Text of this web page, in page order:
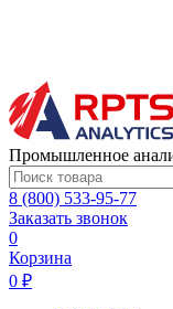
Промышленное
8 (800) 533-95-77
Заказать звонок
0
Корзина
0 ₽